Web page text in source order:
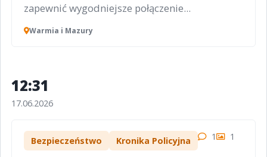
zapewnić wygodniejsze połączenie...
Warmia i Mazury
12:31
17.06.2026
Bezpieczeństwo Kronika Policyjna 1 1